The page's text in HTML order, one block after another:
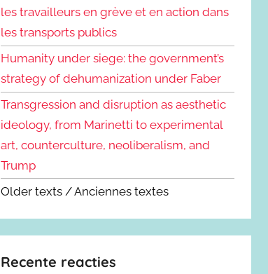
les travailleurs en grève et en action dans
les transports publics
Humanity under siege: the government’s
strategy of dehumanization under Faber
Transgression and disruption as aesthetic
ideology, from Marinetti to experimental
art, counterculture, neoliberalism, and
Trump
Older texts / Anciennes textes
Recente reacties